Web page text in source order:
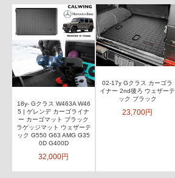
18y- Gクラス W463A W46
5 | ゲレンデ カーゴライナ
ー カーゴマット ブラック
ラゲッジマット ウェザーテ
ック G550 G63 AMG G35
0D G400D
32,000円
02-17y Gクラス カーゴラ
イナー 2nd後ろ ウェザーテ
ック ブラック
23,700円